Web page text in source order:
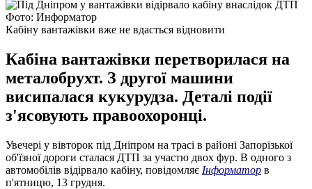
Фото: Информатор
Кабіну вантажівки вже не вдасться відновити
Кабіна вантажівки перетворилася на
металобрухт. З другої машини
висипалася кукурудза. Деталі події
з'ясовують правоохоронці.
Увечері у вівторок під Дніпром на трасі в районі Запорізької
об'їзної дороги сталася ДТП за участю двох фур. В одного з
автомобілів відірвало кабіну, повідомляє Інформатор в
п'ятницю, 13 грудня.